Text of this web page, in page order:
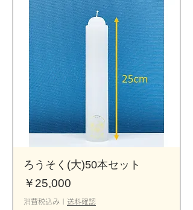
ろうそく(大)50本セット
価格
￥25,000
消費税込み 送料確認